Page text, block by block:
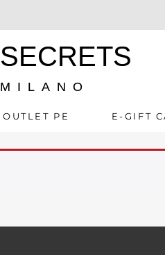
SECRETS
MILANO
OUTLET PE E-GIFT